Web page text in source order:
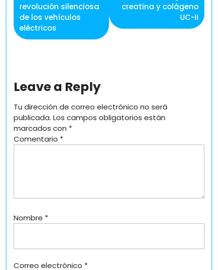
revolución silenciosa
de los vehículos
eléctricos
creatina y colágeno
UC-II
Leave a Reply
Tu dirección de correo electrónico no será
publicada. Los campos obligatorios están
marcados con *
Comentario *
Nombre *
Correo electrónico *